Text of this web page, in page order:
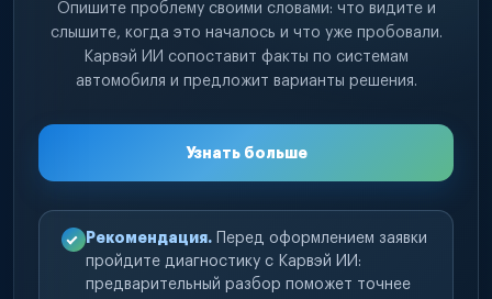
Опишите проблему своими словами: что видите и
слышите, когда это началось и что уже пробовали.
Карвэй ИИ сопоставит факты по системам
автомобиля и предложит варианты решения.
Узнать больше
Рекомендация. Перед оформлением заявки
пройдите диагностику с Карвэй ИИ:
предварительный разбор поможет точнее